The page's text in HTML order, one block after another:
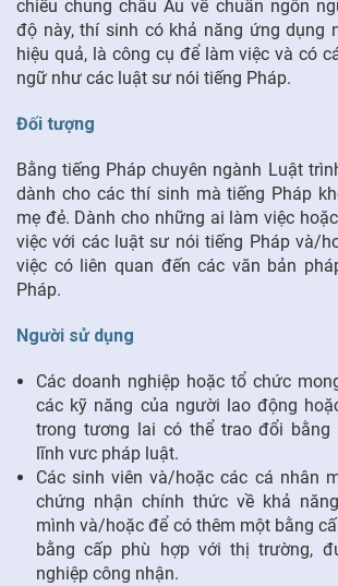
chiếu chung châu Âu về chuẩn ngôn
độ này, thí sinh có khả năng ứng dụng
hiệu quả, là công cụ để làm việc và có
ngữ như các luật sư nói tiếng Pháp.
Đối tượng
Bằng tiếng Pháp chuyên ngành Luật
dành cho các thí sinh mà tiếng Pháp
mẹ đẻ. Dành cho những ai làm việc
việc với các luật sư nói tiếng Pháp và/
việc có liên quan đến các văn bản
Pháp.
Người sử dụng
Các doanh nghiệp hoặc tổ chức
các kỹ năng của người lao động
trong tương lai có thể trao đổi bằng
lĩnh vưc pháp luật.
Các sinh viên và/hoặc các cá nhân
chứng nhận chính thức về khả
mình và/hoặc để có thêm một bằng
bằng cấp phù hợp với thị trường,
nghiệp công nhận.